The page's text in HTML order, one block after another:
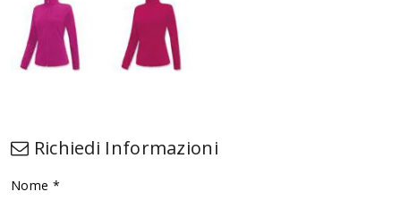
Richiedi Informazioni
Nome *